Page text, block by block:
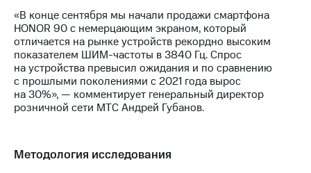
«В конце сентября мы начали продажи смартфона
HONOR 90 с немерцающим экраном, который
отличается на рынке устройств рекордно высоким
показателем ШИМ-частоты в 3840 Гц. Спрос
на устройства превысил ожидания и по сравнению
с прошлыми поколениями с 2021 года вырос
на 30%», — комментирует генеральный директор
розничной сети МТС Андрей Губанов.
Методология исследования